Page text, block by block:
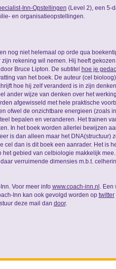
Inn-Opstellingen (Level 2), een 5-
en organisatieopstellingen.
nog niet helemaal op orde qua
rekening wil nemen. Hij heeft
Bruce Lipton. De subtitel
hoe je
van het boek. De auteur (cel
hoe hij zelf veranderd is in zijn
ander wijze van denken over het
afgewisseld met hele praktische
ofwel de onzichtbare energieen (zoals
bepalen en veranderen. Het trainen
In het boek worden allerlei bewijzen
is dan alleen maar het DNA(structuur)
cel dan is dit boek een aanrader. Het is
gebied van celbiologie makkelijk
verruimende dimensies m.b.t.
Voor meer info www.coach-inn.nl . Een
Inn kan ook gevolgd worden op twitter
deze mail dan door.